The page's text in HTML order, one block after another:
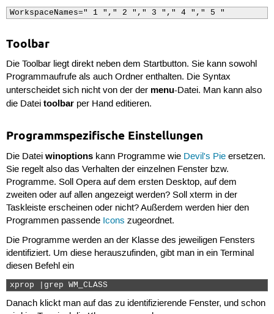
WorkspaceNames=" 1 "," 2 "," 3 "," 4 "," 5 "
Toolbar
Die Toolbar liegt direkt neben dem Startbutton. Sie kann sowohl
Programmaufrufe als auch Ordner enthalten. Die Syntax
unterscheidet sich nicht von der der menu-Datei. Man kann also
die Datei toolbarper Hand editieren.
Programmspezifische Einstellungen
Die Datei winoptionskann Programme wie Devil's Pieersetzen.
Sie regelt also das Verhalten der einzelnen Fenster bzw.
Programme. Soll Opera auf dem ersten Desktop, auf dem
zweiten oder auf allen angezeigt werden? Soll xterm in der
Taskleiste erscheinen oder nicht? Außerdem werden hier den
Programmen passende Icons zugeordnet.
Die Programme werden an der Klasse des jeweiligen Fensters
identifiziert. Um diese herauszufinden, gibt man in ein Terminal
diesen Befehl ein
xprop |grep WM_CLASS
Danach klickt man auf das zu identifizierende Fenster, und schon